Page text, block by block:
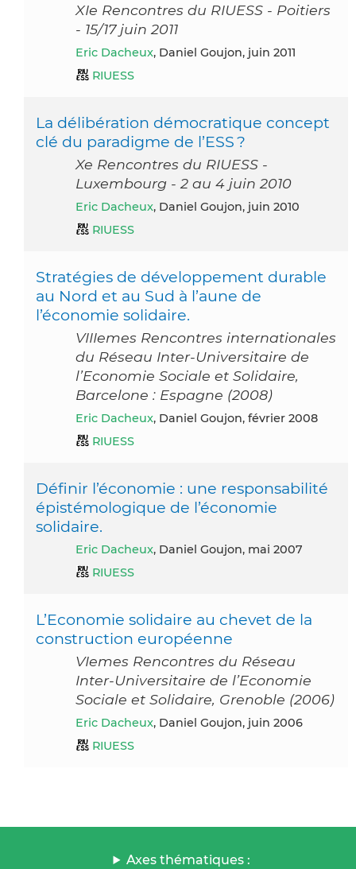
XIe Rencontres du RIUESS - Poitiers
- 15/17 juin 2011
Eric Dacheux, Daniel Goujon, juin 2011
RIUESS
La délibération démocratique concept
clé du paradigme de l’ESS ?
Xe Rencontres du RIUESS -
Luxembourg - 2 au 4 juin 2010
Eric Dacheux, Daniel Goujon, juin 2010
RIUESS
Stratégies de développement durable
au Nord et au Sud à l’aune de
l’économie solidaire.
VIIIemes Rencontres internationales
du Réseau Inter-Universitaire de
l’Economie Sociale et Solidaire,
Barcelone : Espagne (2008)
Eric Dacheux, Daniel Goujon, février 2008
RIUESS
Définir l’économie : une responsabilité
épistémologique de l’économie
solidaire.
Eric Dacheux, Daniel Goujon, mai 2007
RIUESS
L’Economie solidaire au chevet de la
construction européenne
VIemes Rencontres du Réseau
Inter-Universitaire de l’Economie
Sociale et Solidaire, Grenoble (2006)
Eric Dacheux, Daniel Goujon, juin 2006
RIUESS
Axes thématiques :